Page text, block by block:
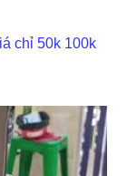
chỉ 50k 100k